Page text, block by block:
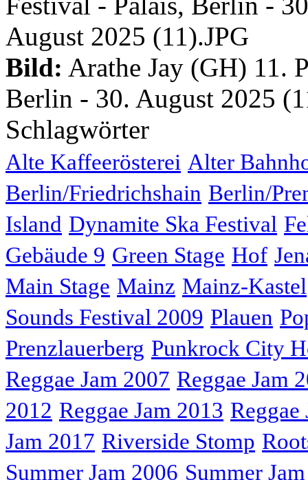
Bild: Arathe Jay (GH) 11.
Berlin - 30. August 2025
Schlagwörter
Alte Kaffeerösterei Alter
Berlin/Friedrichshain Berlin/
Island Dynamite Ska Festival
Gebäude 9 Green Stage Hof
Main Stage Mainz Mainz-Kastel
Sounds Festival 2009 Plauen
Prenzlauerberg Punkrock City
Reggae Jam 2007 Reggae Jam
2012 Reggae Jam 2013 Reggae
Jam 2017 Riverside Stomp
Summer Jam 2006 Summer